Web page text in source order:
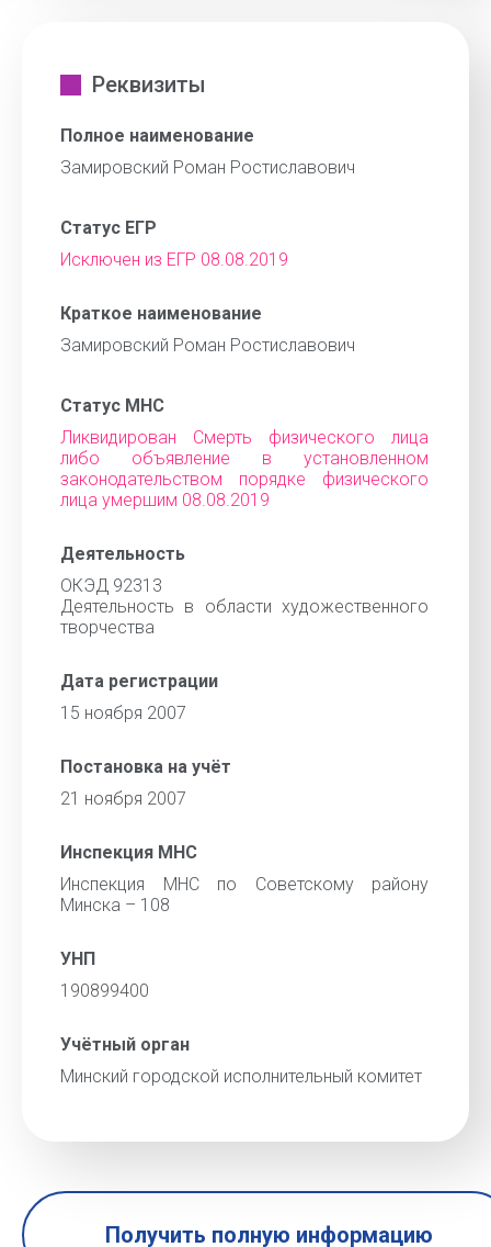
Реквизиты
Полное наименование
Замировский Роман Ростиславович
Статус ЕГР
Исключен из ЕГР 08.08.2019
Краткое наименование
Замировский Роман Ростиславович
Статус МНС
Ликвидирован Смерть физического лица
либо объявление в установленном
законодательством порядке физического
лица умершим 08.08.2019
Деятельность
ОКЭД 92313
Деятельность в области художественного
творчества
Дата регистрации
15 ноября 2007
Постановка на учёт
21 ноября 2007
Инспекция МНС
Инспекция МНС по Советскому району
Минска – 108
УНП
190899400
Учётный орган
Минский городской исполнительный комитет
Получить полную информацию